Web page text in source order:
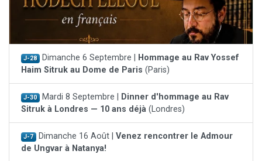
J-28 Dimanche 6 Septembre |
Hommage au Rav Yossef
Haim Sitruk au Dome de Paris (Paris)
J-30 Mardi 8 Septembre |
Dinner d'hommage au Rav
Sitruk à Londres — 10 ans déjà (Londres)
J-7 Dimanche 16 Août | Venez rencontrer le Admour
de Ungvar à Natanya!